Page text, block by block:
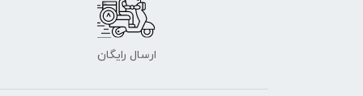
ارسال رایگان